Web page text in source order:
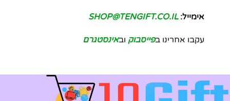
אימייל: SHOP@TENGIFT.CO.IL
עקבו אחרינו בפייסבוק ובאינסטגרם